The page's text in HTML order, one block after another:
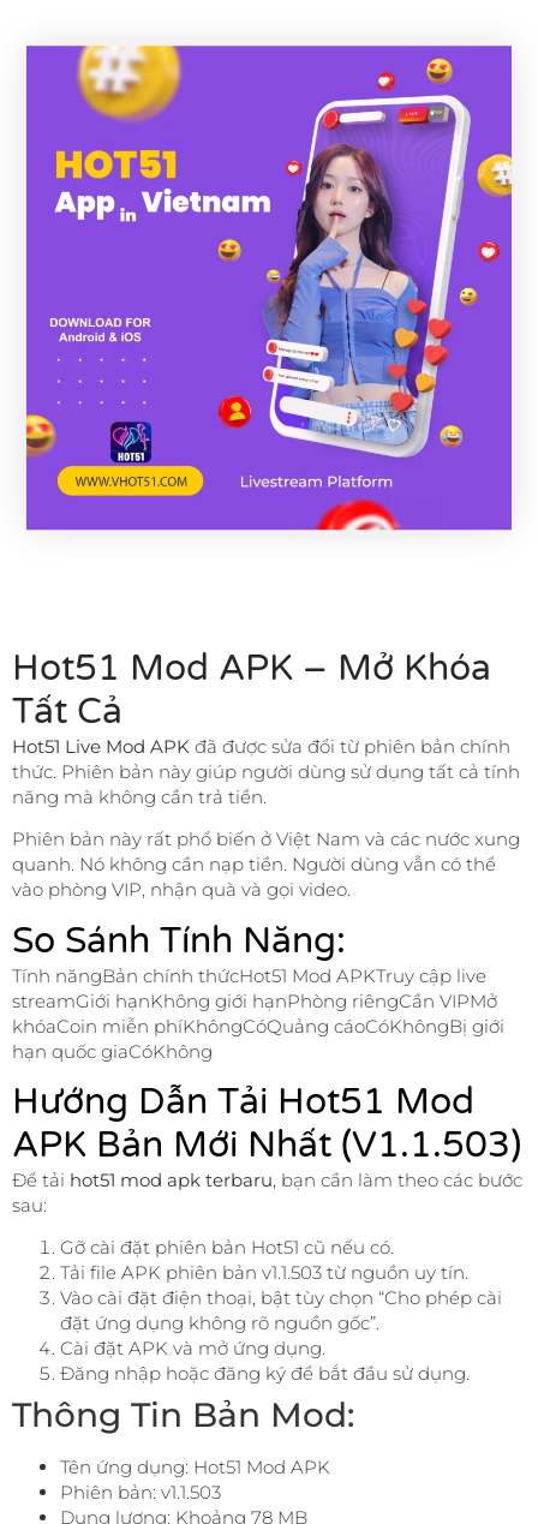
Hot51 Mod APK – Mở Khóa
Tất Cả
Hot51 Live Mod APK đã được sửa đổi từ phiên bản chính
thức. Phiên bản này giúp người dùng sử dụng tất cả tính
năng mà không cần trả tiền.
Phiên bản này rất phổ biến ở Việt Nam và các nước xung
quanh. Nó không cần nạp tiền. Người dùng vẫn có thể
vào phòng VIP, nhận quà và gọi video.
So Sánh Tính Năng:
Tính năngBản chính thứcHot51 Mod APKTruy cập live
streamGiới hạnKhông giới hạnPhòng riêngCần VIPMở
khóaCoin miễn phíKhôngCóQuảng cáoCóKhôngBị giới
hạn quốc giaCóKhông
Hướng Dẫn Tải Hot51 Mod
APK Bản Mới Nhất (v1.1.503)
Để tải hot51 mod apk terbaru, bạn cần làm theo các bước
sau:
Gỡ cài đặt phiên bản Hot51 cũ nếu có.
Tải file APK phiên bản v1.1.503 từ nguồn uy tín.
Vào cài đặt điện thoại, bật tùy chọn “Cho phép cài
đặt ứng dụng không rõ nguồn gốc”.
Cài đặt APK và mở ứng dụng.
Đăng nhập hoặc đăng ký để bắt đầu sử dụng.
Thông Tin Bản Mod:
Tên ứng dụng: Hot51 Mod APK
Phiên bản: v1.1.503
Dung lượng: Khoảng 78 MB